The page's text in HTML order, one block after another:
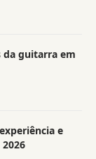
da guitarra em
e